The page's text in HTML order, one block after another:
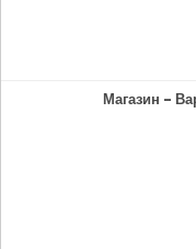
Магазин -